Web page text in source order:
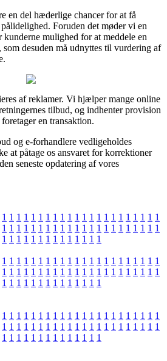
en del hæderlige chancer for at få
Foruden det møder vi en
mulighed for at meddele en
desuden må udnyttes til vurdering af
af reklamer. Vi hjælper mange online
tilbud, og indhenter provision
en transaktion.
og e-forhandlere vedligeholdes
at påtage os ansvaret for korrektioner
seneste opdatering af vores
1 1 1 1 1 1 1 1 1 1 1 1 1 1 1 1 1 1 1 1 1 1
1 1 1 1 1 1 1 1 1 1 1 1 1 1 1 1 1 1 1 1 1 1
1 1 1 1 1 1 1 1 1 1 1 1 1 1
1 1 1 1 1 1 1 1 1 1 1 1 1 1 1 1 1 1 1 1 1 1
1 1 1 1 1 1 1 1 1 1 1 1 1 1 1 1 1 1 1 1 1 1
1 1 1 1 1 1 1 1 1 1 1 1 1 1
1 1 1 1 1 1 1 1 1 1 1 1 1 1 1 1 1 1 1 1 1 1
1 1 1 1 1 1 1 1 1 1 1 1 1 1 1 1 1 1 1 1 1 1
1 1 1 1 1 1 1 1 1 1 1 1 1 1